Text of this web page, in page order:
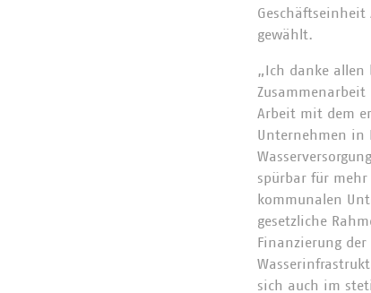
Geschäftseinheit
gewählt.
„Ich danke allen
Arbeit mit dem
Unternehmen in
spürbar für mehr
kommunalen
gesetzliche
Finanzierung
sich auch im